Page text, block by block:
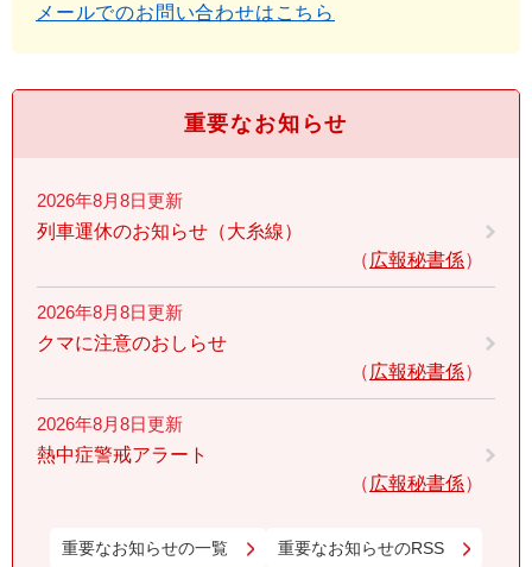
メールでのお問い合わせはこちら
重要なお知らせ
2026年8月8日更新
列車運休のお知らせ（大糸線）
広報秘書係
2026年8月8日更新
クマに注意のおしらせ
広報秘書係
2026年8月8日更新
熱中症警戒アラート
広報秘書係
重要なお知らせの一覧 重要なお知らせのRSS